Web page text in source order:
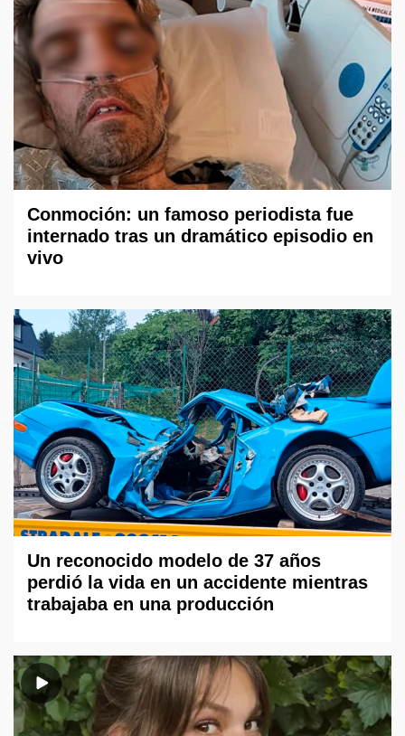
Conmoción: un famoso periodista fue
internado tras un dramático episodio en
vivo
Un reconocido modelo de 37 años
perdió la vida en un accidente mientras
trabajaba en una producción